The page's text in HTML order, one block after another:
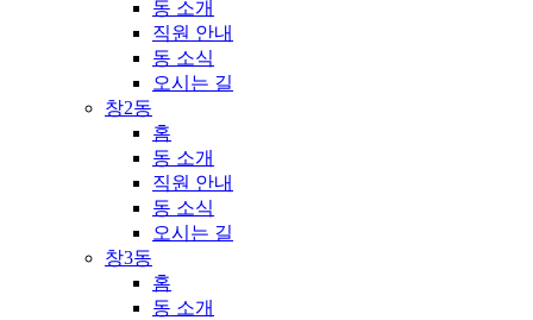
동 소개
직원 안내
동 소식
오시는 길
창2동
홈
동 소개
직원 안내
동 소식
오시는 길
창3동
홈
동 소개